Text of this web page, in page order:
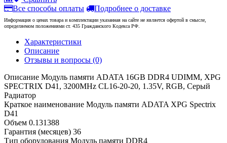
Все способы оплаты
Подробнее о доставке
Информация о ценах товара и комплектации указанная на сайте не является офертой в смысле,
определяемом положениями ст. 435 Гражданского Кодекса РФ.
Характеристики
Описание
Отзывы и вопросы (0)
Описание Модуль памяти ADATA 16GB DDR4 UDIMM, XPG
SPECTRIX D41, 3200MHz CL16-20-20, 1.35V, RGB, Серый
Радиатор
Краткое наименование Модуль памяти ADATA XPG Spectrix
D41
Объем 0.131388
Гарантия (месяцев) 36
Тип оборудования Модуль памяти DDR4